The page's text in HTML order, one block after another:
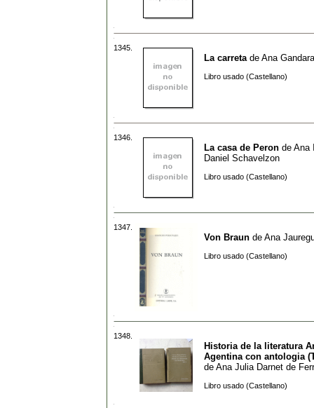
1345.
La carreta de Ana Gandara
Libro usado (Castellano)
1346.
La casa de Peron de Ana
Daniel Schavelzon
Libro usado (Castellano)
1347.
Von Braun de Ana
Libro usado (Castellano)
1348.
Historia de la literatura
Agentina con antologia
de Ana Julia Darnet de
Libro usado (Castellano)